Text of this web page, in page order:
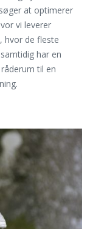
at optimerer
vi leverer
hvor de fleste
har en
til en